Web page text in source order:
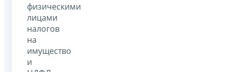
физическими
лицами
налогов
на
имущество
и